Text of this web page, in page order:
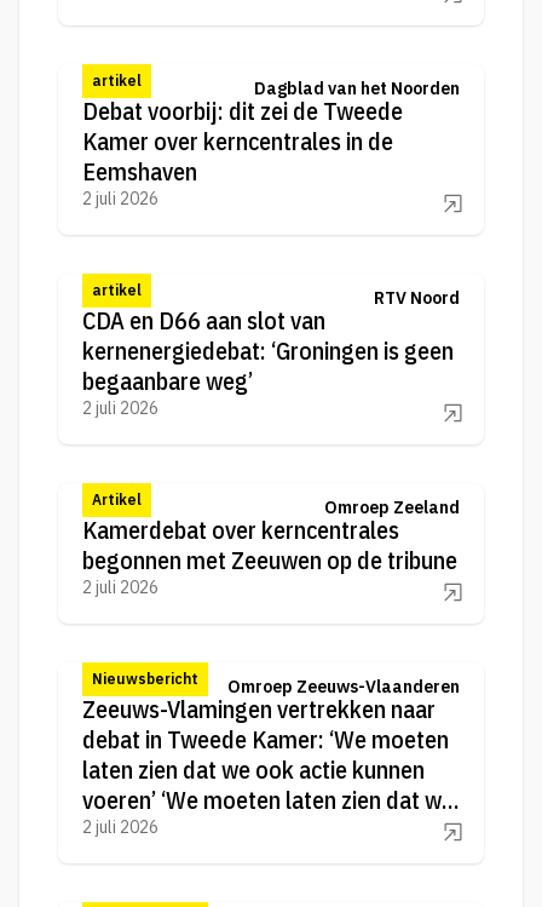
artikel Dagblad van het Noorden
Debat voorbij: dit zei de Tweede
Kamer over kerncentrales in de
Eemshaven
2 juli 2026
artikel RTV Noord
CDA en D66 aan slot van
kernenergiedebat: ‘Groningen is geen
begaanbare weg’
2 juli 2026
Artikel Omroep Zeeland
Kamerdebat over kerncentrales
begonnen met Zeeuwen op de tribune
2 juli 2026
Nieuwsbericht Omroep Zeeuws-Vlaanderen
Zeeuws-Vlamingen vertrekken naar
debat in Tweede Kamer: ‘We moeten
laten zien dat we ook actie kunnen
voeren’ ‘We moeten laten zien dat we
ook actie kunnen voeren’
2 juli 2026